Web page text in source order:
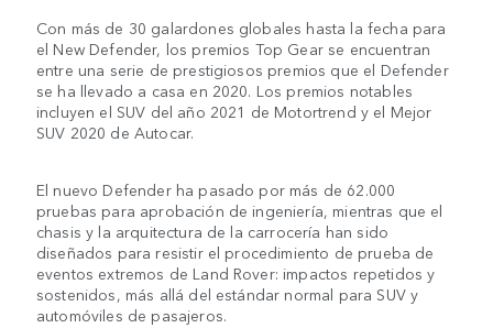
Con más de 30 galardones globales hasta la fecha para
el New Defender, los premios Top Gear se encuentran
entre una serie de prestigiosos premios que el Defender
se ha llevado a casa en 2020. Los premios notables
incluyen el SUV del año 2021 de Motortrend y el Mejor
SUV 2020 de Autocar.
El nuevo Defender ha pasado por más de 62.000
pruebas para aprobación de ingeniería, mientras que el
chasis y la arquitectura de la carrocería han sido
diseñados para resistir el procedimiento de prueba de
eventos extremos de Land Rover: impactos repetidos y
sostenidos, más allá del estándar normal para SUV y
automóviles de pasajeros.